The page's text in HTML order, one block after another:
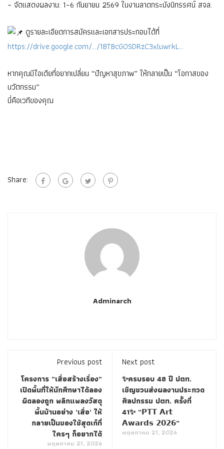
– จัดแสดงผลงาน: 1–6 กันยายน 2569 ในงานลาดกระบังนิทรรศน์ สจล.
ดูรายละเอียดการสมัครและเอกสารประกอบได้ที่
https://drive.google.com/…/1BTBcG0SDRzC3xluwrkL…
หากคุณมีไอเดียที่อยากเปลี่ยน “ปัญหาสุขภาพ” ให้กลายเป็น “โอกาสของ
นวัตกรรม”
นี่คือเวทีของคุณ
Share:
Adminarch
Previous post
โครงการ “เสื่อสร้างเรื่อง”
เปิดพื้นที่ให้นักศึกษาได้ลอง
ผิดลองถูก พลิกแพลงวัสดุ
พื้นบ้านอย่าง ‘เสื่อ’ ให้
กลายเป็นของใช้สุดเก๋ที่
ใครๆ ก็อยากได้
พฤษภาคม 21, 2026
Next post
✨ครบรอบ 48 ปี ปตท.
เชิญชวนส่งผลงานประกวด
ศิลปกรรม ปตท. ครั้งที่
41✨️ “𝗣𝗧𝗧 𝗔𝗿𝘁
𝗔𝘄𝗮𝗿𝗱𝘀 𝟮𝟬𝟮𝟲”
พฤษภาคม 21, 2026